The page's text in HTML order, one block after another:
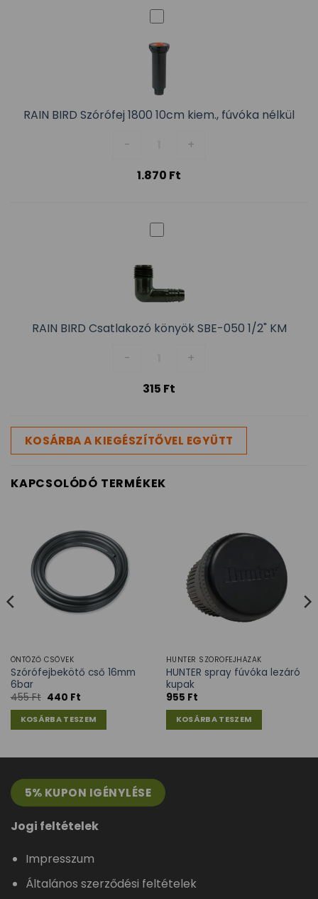
RAIN BIRD Szórófej 1800 10cm kiem., fúvóka nélkül
-
+
1.870 Ft
RAIN BIRD Csatlakozó könyök SBE-050 1/2" KM
-
+
315 Ft
KOSÁRBA A KIEGÉSZÍTŐVEL EGYÜTT
KAPCSOLÓDÓ TERMÉKEK
ÖNTÖZŐ CSÖVEK
Szórófejbekötő cső 16mm
6bar
455Ft 440 Ft
KOSÁRBA TESZEM
HUNTER SZÓRÓFEJHÁZAK
HUNTER spray fúvóka lezáró
kupak
955 Ft
KOSÁRBA TESZEM
5% KUPON IGÉNYLÉSE
Jogi feltételek
Impresszum
Általános szerződési feltételek